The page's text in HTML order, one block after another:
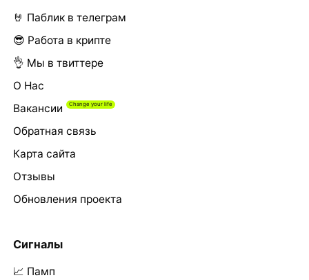
🤘 Паблик в телеграм
😎 Работа в крипте
👌 Мы в твиттере
О Нас
Вакансии
Обратная связь
Карта сайта
Отзывы
Обновления проекта
Сигналы
📈 Памп